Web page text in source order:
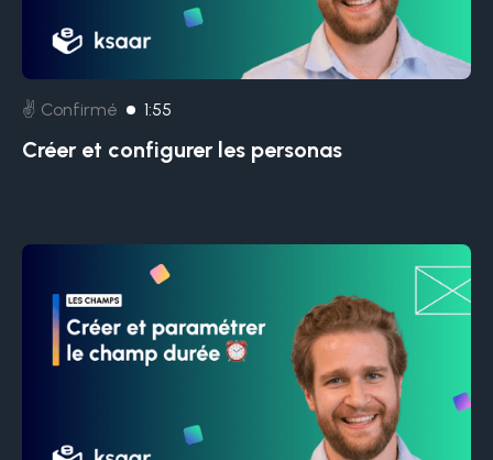
✌️ Confirmé 1:55
Créer et configurer les personas